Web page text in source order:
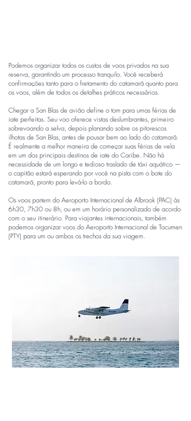
Podemos organizar todos os custos de voos privados na sua
reserva, garantindo um processo tranquilo. Você receberá
confirmações tanto para o fretamento do catamarã quanto para
os voos, além de todos os detalhes práticos necessários.
Chegar a San Blas de avião define o tom para umas férias de
iate perfeitas. Seu voo oferece vistas deslumbrantes, primeiro
sobrevoando a selva, depois planando sobre os pitorescos
ilhotas de San Blas, antes de pousar bem ao lado do catamarã.
É realmente a melhor maneira de começar suas férias de vela
em um dos principais destinos de iate do Caribe. Não há
necessidade de um longo e tedioso traslado de táxi aquático —
o capitão estará esperando por você na pista com o bote do
catamarã, pronto para levá-lo a bordo.
Os voos partem do Aeroporto Internacional de Albrook (PAC) às
6h30, 7h30 ou 8h, ou em um horário personalizado de acordo
com o seu itinerário. Para viajantes internacionais, também
podemos organizar voos do Aeroporto Internacional de Tocumen
(PTY) para um ou ambos os trechos da sua viagem.